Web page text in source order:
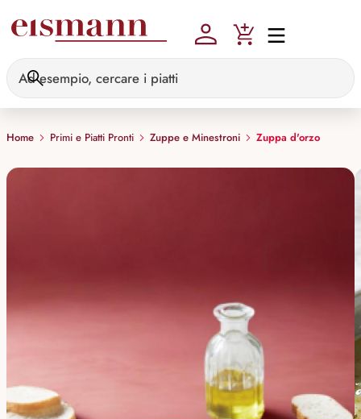
Home Primi e Piatti Pronti Zuppe e Minestroni Zuppa d'orzo